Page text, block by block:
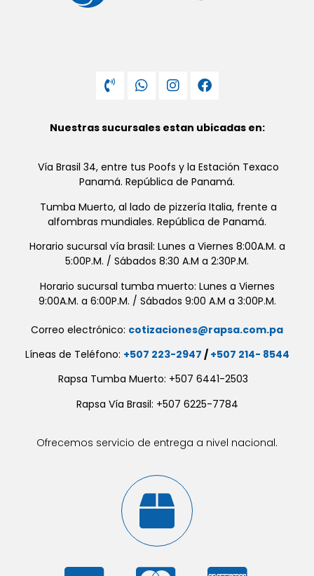
Nuestras sucursales estan ubicadas en:
Vía Brasil 34, entre tus Poofs y la Estación Texaco
Panamá. República de Panamá.
Tumba Muerto, al lado de pizzería Italia, frente a
alfombras mundiales. República de Panamá.
Horario sucursal vía brasil: Lunes a Viernes 8:00A.M. a
5:00P.M. / Sábados 8:30 A.M a 2:30P.M.
Horario sucursal tumba muerto: Lunes a Viernes
9:00A.M. a 6:00P.M. / Sábados 9:00 A.M a 3:00P.M.
Correo electrónico: cotizaciones@rapsa.com.pa
Líneas de Teléfono: +507 223-2947 / +507 214- 8544
Rapsa Tumba Muerto: +507 6441-2503
Rapsa Vía Brasil: +507 6225-7784
Ofrecemos servicio de entrega a nivel nacional.